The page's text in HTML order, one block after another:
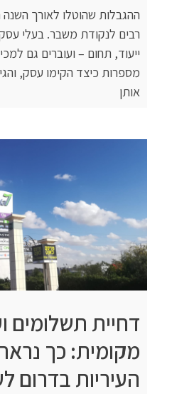
ההגבלות שהוטלו לאורך השנה
רבים לנקודת משבר. בעלי
ייעוד, תחום – ועוברים גם
מספרות כיצד הקימו עסק,
אותן
דחיית תשלומים
מקומית: כך
העיריות בדרום